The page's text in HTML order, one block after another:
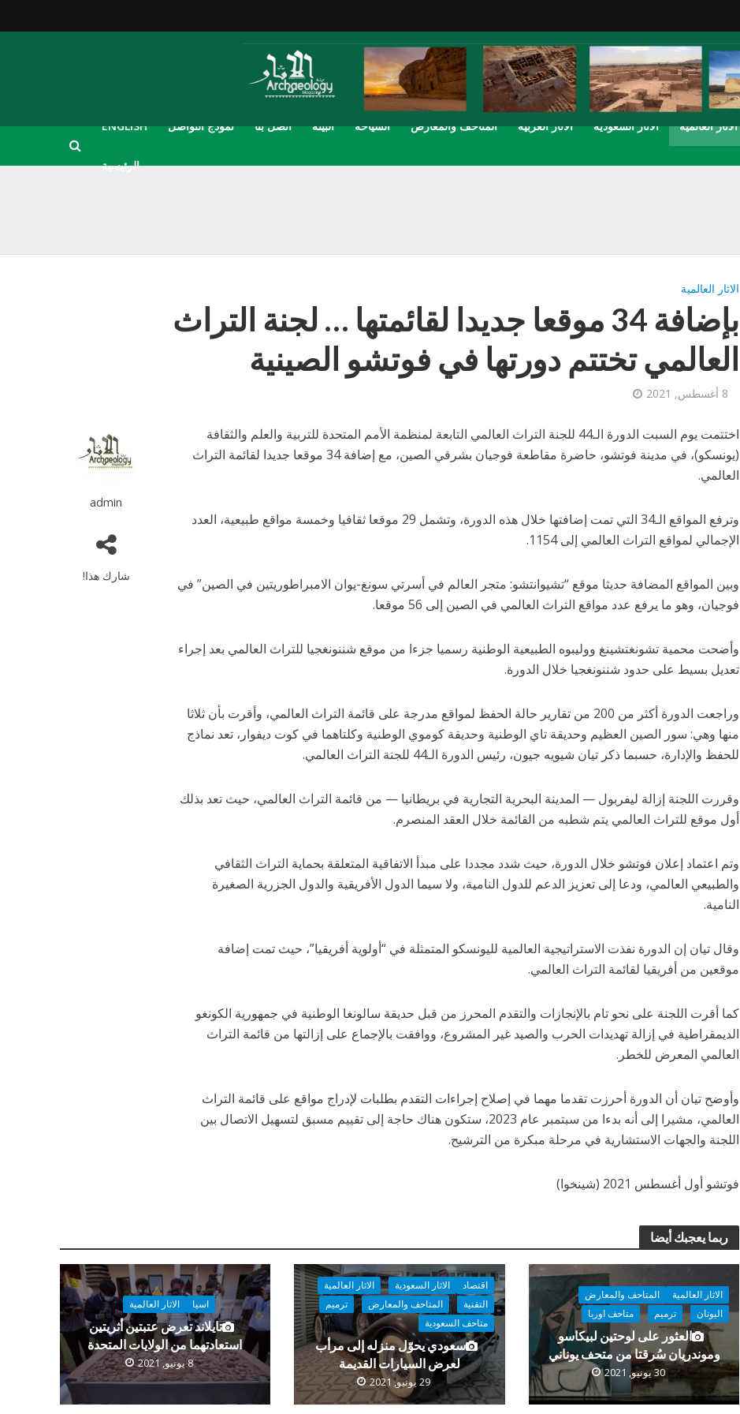
ENGLISH نموذج التواصل اتصل بنا البيئة السياحة المتاحف والمعارض الاثار العربية الاثار السعودية الاثار العالمية
الرئيسية
الاثار العالمية
بإضافة 34 موقعا جديدا لقائمتها … لجنة التراث
العالمي تختتم دورتها في فوتشو الصينية
8 أغسطس, 2021
admin
شارك هذا!
اختتمت يوم السبت الدورة الـ44 للجنة التراث العالمي التابعة لمنظمة الأمم المتحدة للتربية والعلم والثقافة
(يونسكو)، في مدينة فوتشو، حاضرة مقاطعة فوجيان بشرقي الصين، مع إضافة 34 موقعا جديدا لقائمة التراث
العالمي.
وترفع المواقع الـ34 التي تمت إضافتها خلال هذه الدورة، وتشمل 29 موقعا ثقافيا وخمسة مواقع طبيعية، العدد
الإجمالي لمواقع التراث العالمي إلى 1154.
وبين المواقع المضافة حديثا موقع “تشيوانتشو: متجر العالم في أسرتي سونغ-يوان الامبراطوريتين في الصين” في
فوجيان، وهو ما يرفع عدد مواقع التراث العالمي في الصين إلى 56 موقعا.
وأضحت محمية تشونغتشينغ ووليبوه الطبيعية الوطنية رسميا جزءا من موقع شننونغجيا للتراث العالمي بعد إجراء
تعديل بسيط على حدود شننونغجيا خلال الدورة.
وراجعت الدورة أكثر من 200 من تقارير حالة الحفظ لمواقع مدرجة على قائمة التراث العالمي، وأقرت بأن ثلاثا
منها وهي: سور الصين العظيم وحديقة تاي الوطنية وحديقة كوموي الوطنية وكلتاهما في كوت ديفوار، تعد نماذج
للحفظ والإدارة، حسبما ذكر تيان شيويه جيون، رئيس الدورة الـ44 للجنة التراث العالمي.
وقررت اللجنة إزالة ليفربول — المدينة البحرية التجارية في بريطانيا — من قائمة التراث العالمي، حيث تعد بذلك
أول موقع للتراث العالمي يتم شطبه من القائمة خلال العقد المنصرم.
وتم اعتماد إعلان فوتشو خلال الدورة، حيث شدد مجددا على مبدأ الاتفاقية المتعلقة بحماية التراث الثقافي
والطبيعي العالمي، ودعا إلى تعزيز الدعم للدول النامية، ولا سيما الدول الأفريقية والدول الجزرية الصغيرة
النامية.
وقال تيان إن الدورة نفذت الاستراتيجية العالمية لليونسكو المتمثلة في “أولوية أفريقيا”، حيث تمت إضافة
موقعين من أفريقيا لقائمة التراث العالمي.
كما أقرت اللجنة على نحو تام بالإنجازات والتقدم المحرز من قبل حديقة سالونغا الوطنية في جمهورية الكونغو
الديمقراطية في إزالة تهديدات الحرب والصيد غير المشروع، ووافقت بالإجماع على إزالتها من قائمة التراث
العالمي المعرض للخطر.
وأوضح تيان أن الدورة أحرزت تقدما مهما في إصلاح إجراءات التقدم بطلبات لإدراج مواقع على قائمة التراث
العالمي، مشيرا إلى أنه بدءا من سبتمبر عام 2023، ستكون هناك حاجة إلى تقييم مسبق لتسهيل الاتصال بين
اللجنة والجهات الاستشارية في مرحلة مبكرة من الترشيح.
فوتشو أول أغسطس 2021 (شينخوا)
ربما يعجبك أيضا
الاثار العالمية
المتاحف والمعارض
اليونان
ترميم متاحف اوربا
العثور على لوحتين لبيكاسو
وموندريان سُرقتا من متحف يوناني
30 يونيو, 2021
اقتصاد الاثار السعودية
الاثار العالمية
التقنية
المتاحف والمعارض
ترميم
متاحف السعودية
سعودي يحوّل منزله إلى مرأب
لعرض السيارات القديمة
29 يونيو, 2021
اسيا الاثار العالمية
تايلاند تعرض عتبتين أثريتين
استعادتهما من الولايات المتحدة
8 يونيو, 2021